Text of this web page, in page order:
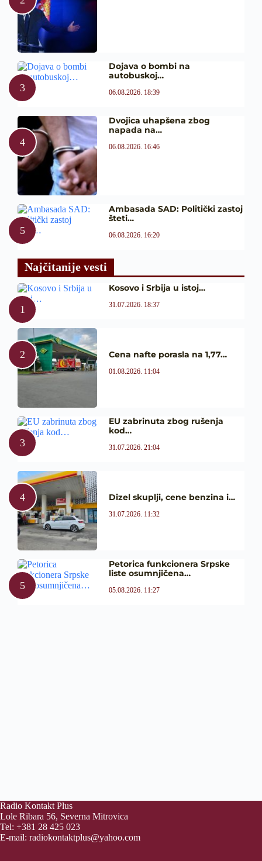
Dojava o bombi na
autobuskoj…
06.08.2026. 18:39
Dvojica uhapšena zbog
napada na…
06.08.2026. 16:46
Ambasada SAD: Politički zastoj
šteti…
06.08.2026. 16:20
Najčitanije vesti
Kosovo i Srbija u istoj…
31.07.2026. 18:37
Cena nafte porasla na 1,77…
01.08.2026. 11:04
EU zabrinuta zbog rušenja
kod…
31.07.2026. 21:04
Dizel skuplji, cene benzina i…
31.07.2026. 11:32
Petorica funkcionera Srpske
liste osumnjičena…
05.08.2026. 11:27
Radio Kontakt Plus
Lole Ribara 56, Severna Mitrovica
Tel: +381 28 425 023
E-mail: radiokontaktplus@yahoo.com